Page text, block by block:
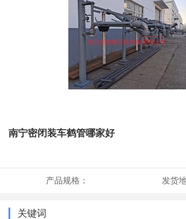
南宁密闭装车鹤管哪家好
产品规格： 发货
关键词